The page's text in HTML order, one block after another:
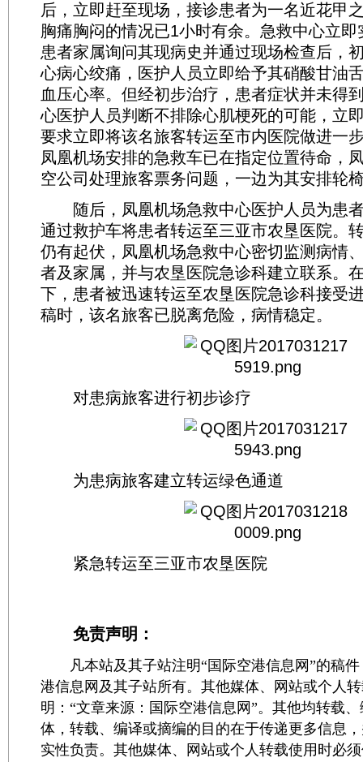
后，立即赶至现场，接诊患者为一名近花甲
胸痛胸闷的情况已1小时有余。急救中心立
患者家属询问其现病史并通过现场检查后，
心病心绞痛，医护人员立即给予其硝酸甘油
血压心率。但经初步治疗，患者症状并未得
心医护人员判断不排除心肌梗死的可能，立
要求立即将该名旅客转运至市内医院做进一
凤凰机场安排的急救车已在指定位置待命，
空公司处理旅客票务问题，一边为其安排轮
随后，凤凰机场急救中心医护人员为患
通过救护车将患者转运至三亚市农垦医院。
仍有起伏，凤凰机场急救中心密切监测病情
者及家属，并与农垦医院急诊科建立联系。
下，患者被迅速转运至农垦医院急诊科接受
稿时，该名旅客已脱离危险，病情稳定。
对患病旅客进行初步诊疗
为患病旅客建立转运绿色通道
紧急转运至三亚市农垦医院
免责声明：
凡本站及其子站注明“国际空港信息网”的稿件
港信息网及其子站所有。其他媒体、网站或个人
明：“文章来源：国际空港信息网”。其他均转载
体，转载、编译或摘编的目的在于传递更多信息
实性负责。其他媒体、网站或个人转载使用时必